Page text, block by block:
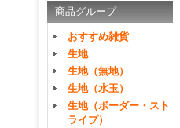
商品グループ
おすすめ雑貨
生地
生地（無地）
生地（水玉）
生地（ボーダー・スト
ライプ）